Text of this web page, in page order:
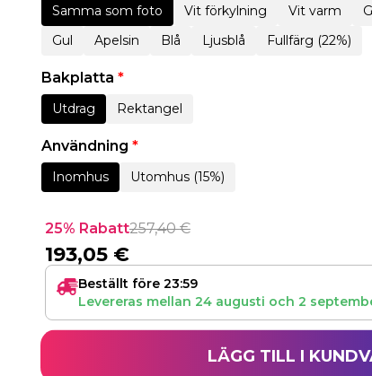
Samma som foto Vit förkylning Vit varm
Gul
Apelsin Blå Ljusblå Fullfärg (22%)
Bakplatta *
Utdrag Rektangel
Användning *
Inomhus Utomhus (15%)
25% Rabatt257,40€
193,05 €
Beställt före 23:59
Levereras mellan 24 augusti och 2
LÄGG TILL I